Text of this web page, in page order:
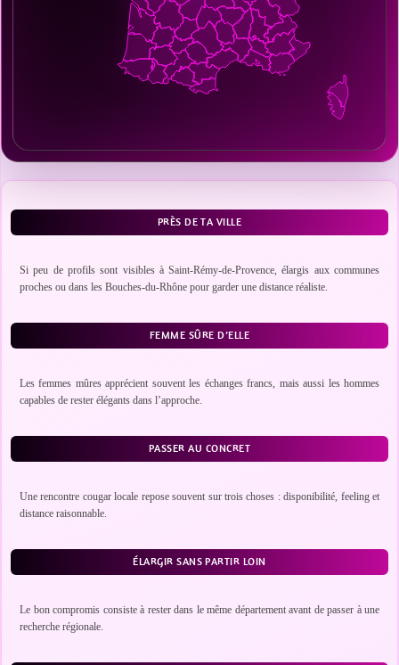
PRÈS DE TA VILLE
Si peu de profils sont visibles à Saint-Rémy-de-Provence, élargis aux communes
proches ou dans les Bouches-du-Rhône pour garder une distance réaliste.
FEMME SÛRE D’ELLE
Les femmes mûres apprécient souvent les échanges francs, mais aussi les hommes
capables de rester élégants dans l’approche.
PASSER AU CONCRET
Une rencontre cougar locale repose souvent sur trois choses : disponibilité, feeling et
distance raisonnable.
ÉLARGIR SANS PARTIR LOIN
Le bon compromis consiste à rester dans le même département avant de passer à une
recherche régionale.